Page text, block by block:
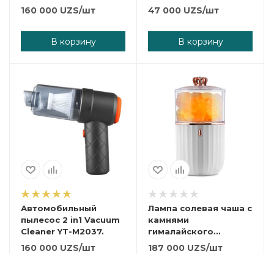
160 000 UZS/шт
В корзину
планшет со стилусом
8.5, 10 дюймов.
47 000 UZS/шт
В корзину
Автомобильный
пылесос 2 in1 Vacuum
Cleaner YT-M2037.
160 000 UZS/шт
Лампа солевая чаша с
камнями
гималайского
кристалла соли
187 000 UZS/шт